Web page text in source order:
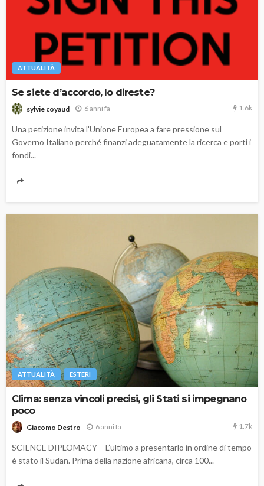
ATTUALITÀ
Se siete d’accordo, lo direste?
sylvie coyaud 6 anni fa 1.6k
Una petizione invita l'Unione Europea a fare pressione sul
Governo Italiano perché finanzi adeguatamente la ricerca e porti i
fondi...
ATTUALITÀ ESTERI
Clima: senza vincoli precisi, gli Stati si impegnano
poco
Giacomo Destro 6 anni fa 1.7k
SCIENCE DIPLOMACY – L’ultimo a presentarlo in ordine di tempo
è stato il Sudan. Prima della nazione africana, circa 100...